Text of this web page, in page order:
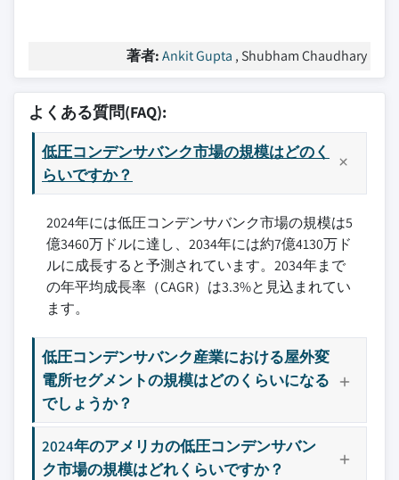
著者:Ankit Gupta , Shubham Chaudhary
よくある質問(FAQ):
低圧コンデンサバンク市場の規模はどのく
らいですか？
2024年には低圧コンデンサバンク市場の規模は5
億3460万ドルに達し、2034年には約7億4130万ド
ルに成長すると予測されています。2034年まで
の年平均成長率（CAGR）は3.3%と見込まれてい
ます。
低圧コンデンサバンク産業における屋外変
電所セグメントの規模はどのくらいになる
でしょうか？
2024年のアメリカの低圧コンデンサバン
ク市場の規模はどれくらいですか？